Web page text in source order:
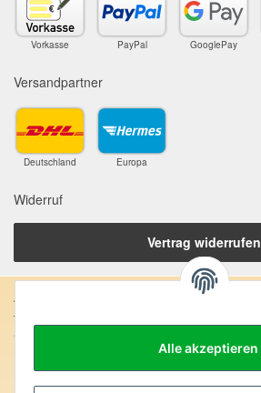
Alle akzeptieren
Vorkasse PayPal GooglePay
Versandpartner
Deutschland Europa
Widerruf
Vertrag widerrufen
Anschrift:
SteinZeitOase
Uhlandstr. 7
D-75391 Gechingen